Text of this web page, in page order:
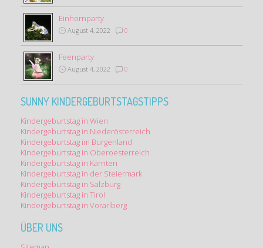
Einhornparty
August 4, 2022 0
Feenparty
August 4, 2022 0
SUNNY KINDERGEBURTSTAGSTIPPS
Kindergeburtstag in Wien
Kindergeburtstag in Niederösterreich
Kindergeburtstag im Burgenland
Kindergeburtstag in Oberoesterreich
Kindergeburtstag in Kärnten
Kindergeburtstag in der Steiermark
Kindergeburtstag in Salzburg
Kindergeburtstag in Tirol
Kindergeburtstag in Vorarlberg
ÜBER UNS